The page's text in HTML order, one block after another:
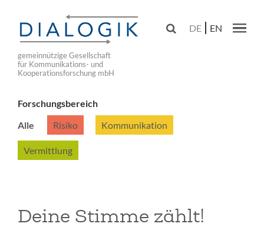
main
navigation
gemeinnützige Gesellschaft
für Kommunikations- und
Kooperationsforschung mbH
 DE EN
Forschungsbereich
Alle
Risiko Kommunikation
Vermittlung
Deine Stimme zählt!